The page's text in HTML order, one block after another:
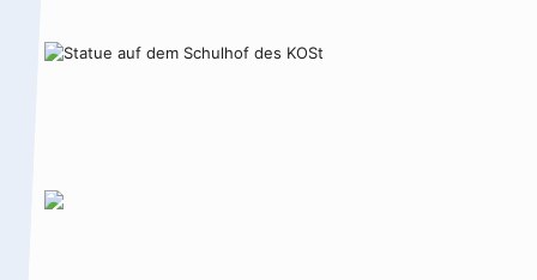
Kontakte /